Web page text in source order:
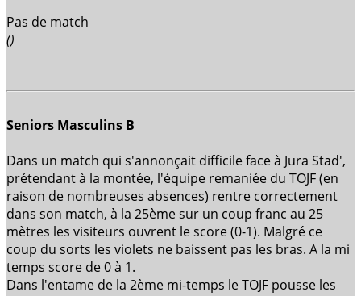
Pas de match
()
Seniors Masculins B
Dans un match qui s'annonçait difficile face à Jura Stad',
prétendant à la montée, l'équipe remaniée du TOJF (en
raison de nombreuses absences) rentre correctement
dans son match, à la 25ème sur un coup franc au 25
mètres les visiteurs ouvrent le score (0-1). Malgré ce
coup du sorts les violets ne baissent pas les bras. A la mi
temps score de 0 à 1.
Dans l'entame de la 2ème mi-temps le TOJF pousse les